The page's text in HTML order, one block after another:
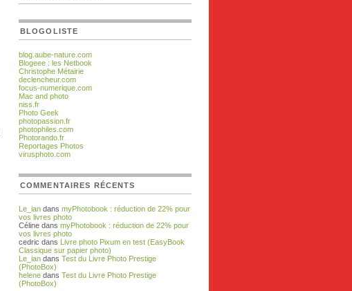
BLOGOLISTE
blog.aube-nature.com
Blogeee : les Netbook
Christophe Métairie
declencheur.com
focus-numerique.com
Mac and photo
niss.fr
Photo Geek
photopassion.fr
photophiles.com
Photorando.fr
Reportages Photos
virusphoto.com
COMMENTAIRES RÉCENTS
Le_ian dans myPhotobook : réduction de 22% pour
vos livres photo
Céline dans myPhotobook : réduction de 22% pour
vos livres photo
cedric dans Livre photo Pixum en test (EasyBook
Classique sur papier photo)
Le_ian dans Test du Livre Photo Prestige
(PhotoBox)
helene dans Test du Livre Photo Prestige
(PhotoBox)